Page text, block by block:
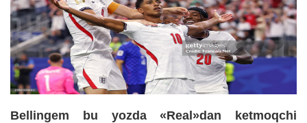
Bellingem bu yozda «Real»dan ketmoqchi